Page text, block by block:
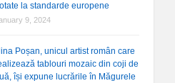
la standarde europene
9, 2024
Poșan, unicul artist român care
tablouri mozaic din coji de
își expune lucrările în Măgurele